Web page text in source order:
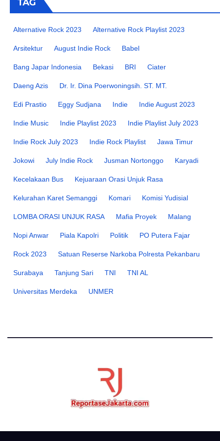
TAG
Alternative Rock 2023 Alternative Rock Playlist 2023
Arsitektur August Indie Rock Babel
Bang Japar Indonesia Bekasi BRI Ciater
Daeng Azis Dr. Ir. Dina Poerwoningsih. ST. MT.
Edi Prastio Eggy Sudjana Indie Indie August 2023
Indie Music Indie Playlist 2023 Indie Playlist July 2023
Indie Rock July 2023 Indie Rock Playlist Jawa Timur
Jokowi July Indie Rock Jusman Nortonggo Karyadi
Kecelakaan Bus Kejuaraan Orasi Unjuk Rasa
Kelurahan Karet Semanggi Komari Komisi Yudisial
LOMBA ORASI UNJUK RASA Mafia Proyek Malang
Nopi Anwar Piala Kapolri Politik PO Putera Fajar
Rock 2023 Satuan Reserse Narkoba Polresta Pekanbaru
Surabaya Tanjung Sari TNI TNI AL
Universitas Merdeka UNMER